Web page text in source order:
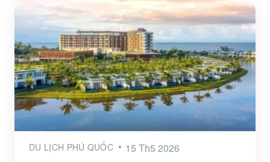
DU LỊCH PHÚ QUỐC 15 Th5 2026